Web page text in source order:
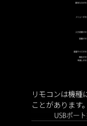
リモコンは機種
ことがあります。